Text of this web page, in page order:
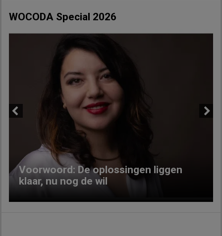
WOCODA Special 2026
Voorwoord: De oplossingen liggen
klaar, nu nog de wil